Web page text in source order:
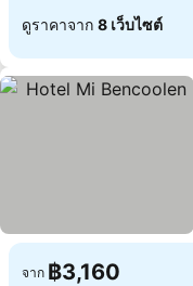
ดูราคาจาก 8 เว็บไซต์
จาก ฿3,160